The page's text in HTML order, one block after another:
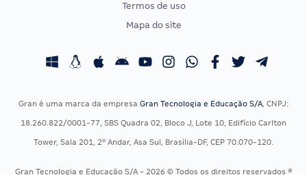
Concursos Fiscais
Concursos Saúde
Calendário OAB
Termos de uso
Mapa do site
Gran é uma marca da empresa Gran Tecnologia e Educação S/A, CNPJ:
18.260.822/0001-77, SBS Quadra 02, Bloco J, Lote 10, Edifício Carlton
Tower, Sala 201, 2º Andar, Asa Sul, Brasília-DF, CEP 70.070-120.
Gran Tecnologia e Educação S/A - 2026 © Todos os direitos reservados ®